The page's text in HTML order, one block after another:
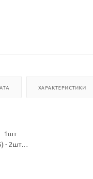
ХАРАКТЕРИСТИКИ
1шт
- 2шт